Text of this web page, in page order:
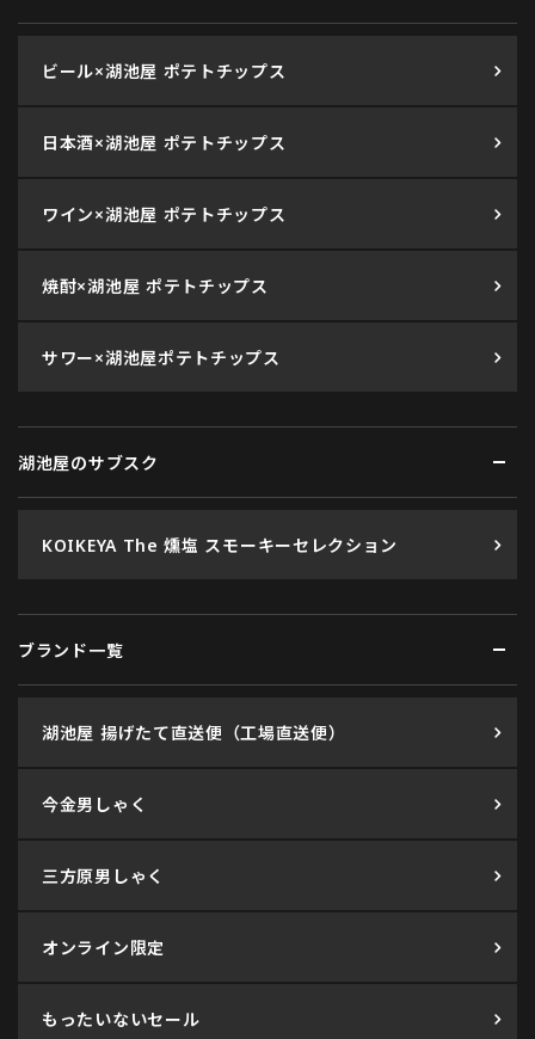
ビール×湖池屋 ポテトチップス
日本酒×湖池屋 ポテトチップス
ワイン×湖池屋 ポテトチップス
焼酎×湖池屋 ポテトチップス
サワー×湖池屋ポテトチップス
湖池屋のサブスク
KOIKEYA The 燻塩 スモーキーセレクション
ブランド一覧
湖池屋 揚げたて直送便（工場直送便）
今金男しゃく
三方原男しゃく
オンライン限定
もったいないセール